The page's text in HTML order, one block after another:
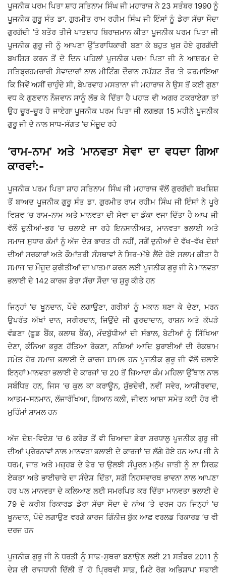
ਪੂਜਨੀਕ ਪਰਮ ਪਿਤਾ ਸ਼ਾਹ ਸਤਿਨਾਮ ਸਿੰਘ ਜੀ ਮਹਾਰਾਜ ਨੇ 23 ਸਤੰਬਰ 1990 ਨੂੰ
ਪੂਜਨੀਕ ਗੁਰੂ ਸੰਤ ਡਾ. ਗੁਰਮੀਤ ਰਾਮ ਰਹੀਮ ਸਿੰਘ ਜੀ ਇੰਸਾਂ ਨੂੰ ਡੇਰਾ ਸੱਚਾ ਸੌਦਾ
ਗੁਰਗੱਦੀ ’ਤੇ ਬਤੌਰ ਤੀਜੇ ਪਾਤਸ਼ਾਹ ਬਿਰਾਜ਼ਮਾਨ ਕੀਤਾ ਪੂਜਨੀਕ ਪਰਮ ਪਿਤਾ ਜੀ
ਪੂਜਨੀਕ ਗੁਰੂ ਜੀ ਨੂੰ ਆਪਣਾ ਉੱਤਰਾਧਿਕਾਰੀ ਬਣਾ ਕੇ ਬਹੁਤ ਖੁਸ਼ ਹੋਏ ਗੁਰਗੱਦੀ
ਬਖਸ਼ਿਸ਼ ਕਰਨ ਤੋਂ ਦੋ ਦਿਨ ਪਹਿਲਾਂ ਪੂਜਨੀਕ ਪਰਮ ਪਿਤਾ ਜੀ ਨੇ ਆਸ਼ਰਮ ਦੇ
ਸਤਿਬ੍ਰਹਮਚਾਰੀ ਸੇਵਾਦਾਰਾਂ ਨਾਲ ਮੀਟਿੰਗ ਦੌਰਾਨ ਸਪੱਸ਼ਟ ਤੌਰ ’ਤੇ ਫਰਮਾਇਆ
ਕਿ ਜਿਵੇਂ ਅਸੀਂ ਚਾਹੁੰਦੇ ਸੀ, ਬੇਪਰਵਾਹ ਮਸਤਾਨਾ ਜੀ ਮਹਾਰਾਜ ਨੇ ਉਸ ਤੋਂ ਕਈ ਗੁਣਾ
ਵਧ ਕੇ ਗੁਣਵਾਨ ਨੌਜਵਾਨ ਸਾਨੂੰ ਲੱਭ ਕੇ ਦਿੱਤਾ ਹੈ ਪਹਾੜ ਵੀ ਅਗਰ ਟਕਰਾਏਗਾ ਤਾਂ
ਉਹ ਚੂਰ-ਚੂਰ ਹੋ ਜਾਏਗਾ ਪੂਜਨੀਕ ਪਰਮ ਪਿਤਾ ਜੀ ਲਗਭਗ 15 ਮਹੀਨੇ ਪੂਜਨੀਕ
ਗੁਰੂ ਜੀ ਦੇ ਨਾਲ ਸਾਧ-ਸੰਗਤ ’ਚ ਮੌਜ਼ੂਦ ਰਹੇ
‘ਰਾਮ-ਨਾਮ’ ਅਤੇ ‘ਮਾਨਵਤਾ ਸੇਵਾ’ ਦਾ ਵਧਦਾ ਗਿਆ
ਕਾਰਵਾਂ:-
ਪੂਜਨੀਕ ਪਰਮ ਪਿਤਾ ਸ਼ਾਹ ਸਤਿਨਾਮ ਸਿੰਘ ਜੀ ਮਹਾਰਾਜ ਵੱਲੋਂ ਗੁਰਗੱਦੀ ਬਖਸ਼ਿਸ਼
ਤੋਂ ਬਾਅਦ ਪੂਜਨੀਕ ਗੁਰੂ ਸੰਤ ਡਾ. ਗੁਰਮੀਤ ਰਾਮ ਰਹੀਮ ਸਿੰਘ ਜੀ ਇੰਸਾਂ ਨੇ ਪੂਰੇ
ਵਿਸ਼ਵ ’ਚ ਰਾਮ-ਨਾਮ ਅਤੇ ਮਾਨਵਤਾ ਦੀ ਸੇਵਾ ਦਾ ਡੰਕਾ ਵਜਾ ਦਿੱਤਾ ਹੈ ਆਪ ਜੀ
ਵੱਲੋਂ ਦੁਨੀਆਂ-ਭਰ ’ਚ ਚਲਾਏ ਜਾ ਰਹੇ ਇਨਸਾਨੀਅਤ, ਮਾਨਵਤਾ ਭਲਾਈ ਅਤੇ
ਸਮਾਜ ਸੁਧਾਰ ਕੰਮਾਂ ਨੂੰ ਅੱਜ ਦੇਸ਼ ਭਾਰਤ ਹੀ ਨਹੀਂ, ਸਗੋਂ ਦੁਨੀਆਂ ਦੇ ਵੱਖ-ਵੱਖ ਦੇਸ਼ਾਂ
ਦੀਆਂ ਸਰਕਾਰਾਂ ਅਤੇ ਕੌਮਾਂਤਰੀ ਸੰਸਥਾਵਾਂ ਨੇ ਸਿਰ-ਮੱਥੇ ਲੈਂਦੇ ਹੋਏ ਸਲਾਮ ਕੀਤਾ ਹੈ
ਸਮਾਜ ’ਚ ਮੌਜ਼ੂਦ ਕੁਰੀਤੀਆਂ ਦਾ ਖਾਤਮਾ ਕਰਨ ਲਈ ਪੂਜਨੀਕ ਗੁਰੂ ਜੀ ਨੇ ਮਾਨਵਤਾ
ਭਲਾਈ ਦੇ 142 ਕਾਰਜ ਡੇਰਾ ਸੱਚਾ ਸੌਦਾ ’ਚ ਸ਼ੁਰੂ ਕੀਤੇ ਹਨ
ਜਿਨ੍ਹਾਂ ’ਚ ਖੂਨਦਾਨ, ਪੌਦੇ ਲਗਾਉਣਾ, ਗਰੀਬਾਂ ਨੂੰ ਮਕਾਨ ਬਣਾ ਕੇ ਦੇਣਾ, ਮਰਨ
ਉਪਰੰਤ ਅੱਖਾਂ ਦਾਨ, ਸਰੀਰਦਾਨ, ਜਿਉਂਦੇ ਜੀ ਗੁਰਦਾਦਾਨ, ਰਾਸ਼ਨ ਅਤੇ ਕੱਪੜੇ
ਵੰਡਣਾ (ਫੂਡ ਬੈਂਕ, ਕਲਾਥ ਬੈਂਕ), ਮੰਦਬੁੱਧੀਆਂ ਦੀ ਸੰਭਾਲ, ਬੇਟੀਆਂ ਨੂੰ ਸਿੱਖਿਆ
ਦੇਣਾ, ਕੰਨਿਆ ਭਰੂਣ ਹੱਤਿਆ ਰੋਕਣਾ, ਨਸ਼ਿਆਂ ਆਦਿ ਬੁਰਾਈਆਂ ਦੀ ਰੋਕਥਾਮ
ਸਮੇਤ ਹੋਰ ਸਮਾਜ ਭਲਾਈ ਦੇ ਕਾਰਜ ਸ਼ਾਮਲ ਹਨ ਪੂਜਨੀਕ ਗੁਰੂ ਜੀ ਵੱਲੋਂ ਚਲਾਏ
ਇਨ੍ਹਾਂ ਮਾਨਵਤਾ ਭਲਾਈ ਦੇ ਕਾਰਜਾਂ ’ਚ 20 ਤੋਂ ਜ਼ਿਆਦਾ ਕੰਮ ਮਹਿਲਾ ਉੱਥਾਨ ਨਾਲ
ਸਬੰਧਿਤ ਹਨ, ਜਿਸ ’ਚ ਕੁਲ ਕਾ ਕਰਾਊਨ, ਸ਼ੁੱਭਦੇਵੀ, ਨਵੀਂ ਸਵੇਰ, ਆਸ਼ੀਰਵਾਦ,
ਆਤਮ-ਸਨਮਾਨ, ਲੱਜਾਰੱਖਿਆ, ਗਿਆਨ ਕਲੀ, ਜੀਵਨ ਆਸ਼ਾ ਸਮੇਤ ਕਈ ਹੋਰ ਵੀ
ਮੁਹਿੰਮਾਂ ਸ਼ਾਮਲ ਹਨ
ਅੱਜ ਦੇਸ਼-ਵਿਦੇਸ਼ ’ਚ 6 ਕਰੋੜ ਤੋਂ ਵੀ ਜ਼ਿਆਦਾ ਡੇਰਾ ਸ਼ਰਧਾਲੂ ਪੂਜਨੀਕ ਗੁਰੂ ਜੀ
ਦੀਆਂ ਪ੍ਰੇਰਨਾਵਾਂ ਨਾਲ ਮਾਨਵਤਾ ਭਲਾਈ ਦੇ ਕਾਰਜਾਂ ’ਚ ਲੱਗੇ ਹੋਏ ਹਨ ਆਪ ਜੀ ਨੇ
ਧਰਮ, ਜਾਤ ਅਤੇ ਮਜ਼੍ਹਬ ਦੇ ਫੇਰ ’ਚ ਉਲਝੀ ਸੰਪੂਰਨ ਮਨੁੱਖ ਜਾਤੀ ਨੂੰ ਨਾ ਸਿਰਫ਼
ਏਕਤਾ ਅਤੇ ਭਾਈਚਾਰੇ ਦਾ ਸੰਦੇਸ਼ ਦਿੱਤਾ, ਸਗੋਂ ਨਿਹਸਵਾਰਥ ਭਾਵਨਾ ਨਾਲ ਆਪਣਾ
ਹਰ ਪਲ ਮਾਨਵਤਾ ਦੇ ਕਲਿਆਣ ਲਈ ਸਮਰਪਿਤ ਕਰ ਦਿੱਤਾ ਮਾਨਵਤਾ ਭਲਾਈ ਦੇ
79 ਦੇ ਕਰੀਬ ਰਿਕਾਰਡ ਡੇਰਾ ਸੱਚਾ ਸੌਦਾ ਦੇ ਨਾਂਅ ’ਤੇ ਦਰਜ ਹਨ ਜਿਨ੍ਹਾਂ ’ਚ
ਖੂਨਦਾਨ, ਪੌਦੇ ਲਗਾਉਣ ਵਰਗੇ ਕਾਰਜ ਗਿੰਨੀਜ਼ ਬੁੱਕ ਆਫ਼ ਵਰਲਡ ਰਿਕਾਰਡ ’ਚ ਵੀ
ਦਰਜ ਹਨ
ਪੂਜਨੀਕ ਗੁਰੂ ਜੀ ਨੇ ਧਰਤੀ ਨੂੰ ਸਾਫ-ਸੁਥਰਾ ਬਣਾਉਣ ਲਈ 21 ਸਤੰਬਰ 2011 ਨੂੰ
ਦੇਸ਼ ਦੀ ਰਾਜਧਾਨੀ ਦਿੱਲੀ ਤੋਂ ‘ਹੋ ਪ੍ਰਿਥਵੀ ਸਾਫ਼, ਮਿਟੇ ਰੋਗ ਅਭਿਸ਼ਾਪ’ ਸਫਾਈ